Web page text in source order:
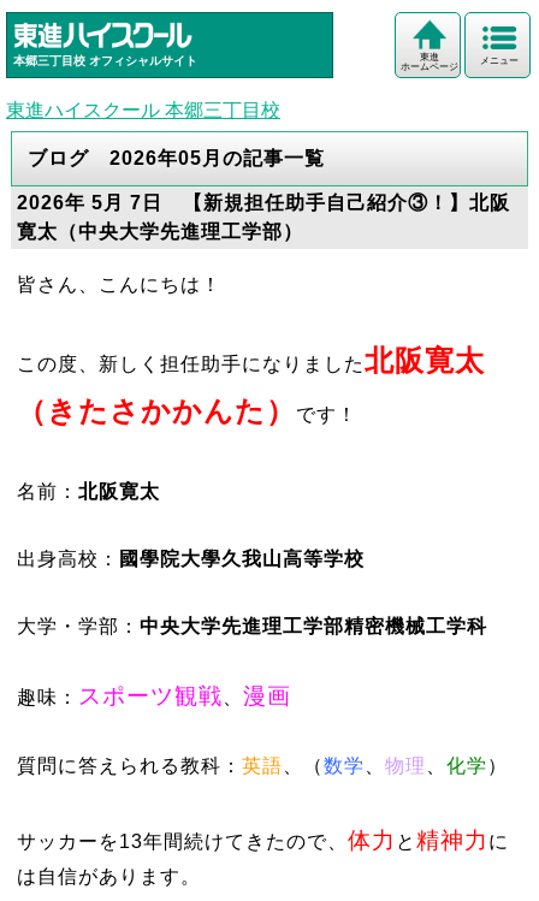
本郷三丁目校 オフィシャルサイト メニュー
東進
ホームページ
東進ハイスクール 本郷三丁目校
ブログ 2026年05月の記事一覧
2026年 5月 7日 【新規担任助手自己紹介③！】北阪
寛太（中央大学先進理工学部）
皆さん、こんにちは！
この度、新しく担任助手になりました北阪寛太
（きたさかかんた）
です！
名前： 北阪寛太
出身高校： 國學院大學久我山高等学校
大学・学部： 中央大学先進理工学部精密機械工学科
趣味： スポーツ観戦 漫画
質問に答えられる教科： 英語 、（数学 物理 化学 ）
サッカーを13年間続けてきたので、 体力 と 精神力 に
は自信があります。